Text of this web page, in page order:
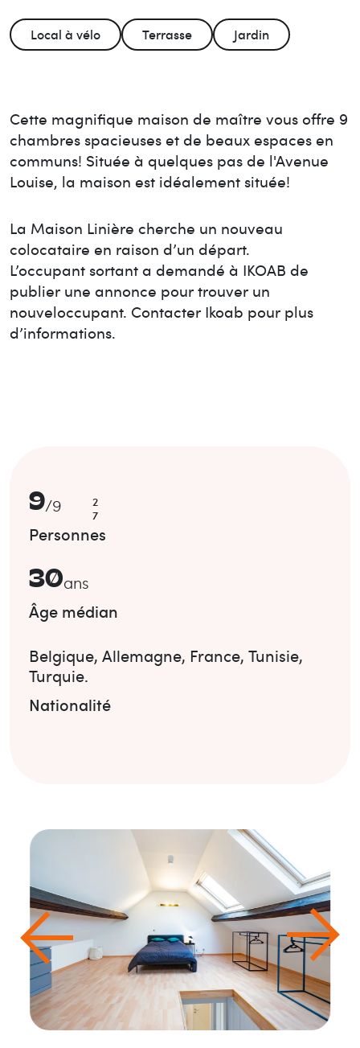
Local à vélo Terrasse Jardin
Cette magnifique maison de maître vous offre 9
chambres spacieuses et de beaux espaces en
communs! Située à quelques pas de l'Avenue
Louise, la maison est idéalement située!
La Maison Linière cherche un nouveau
colocataire en raison d’un départ.
L’occupant sortant a demandé à IKOAB de
publier une annonce pour trouver un
nouveloccupant. Contacter Ikoab pour plus
d’informations.
9/9
2
7
Personnes
30ans
Âge médian
Belgique, Allemagne, France, Tunisie,
Turquie.
Nationalité